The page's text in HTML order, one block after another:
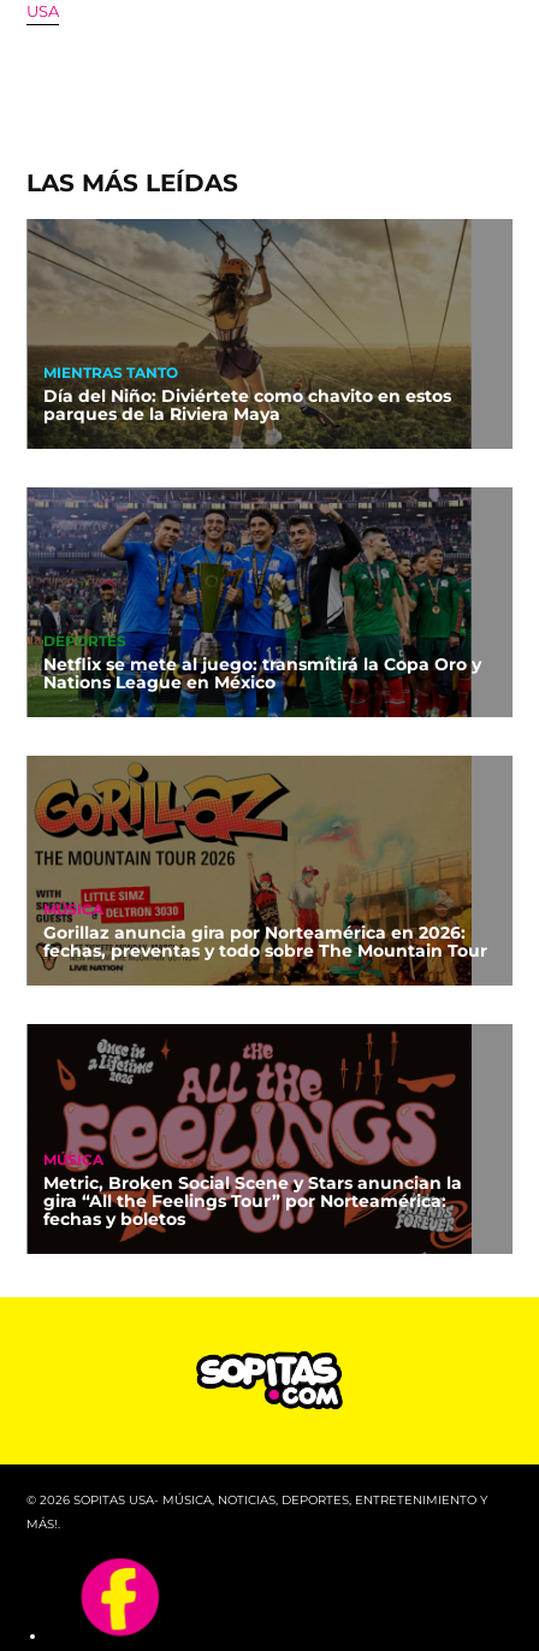
USA
LAS MÁS LEÍDAS
MIENTRAS TANTO
Día del Niño: Diviértete como chavito en estos
parques de la Riviera Maya
DEPORTES
Netflix se mete al juego: transmitirá la Copa Oro y
Nations League en México
MÚSICA
Gorillaz anuncia gira por Norteamérica en 2026:
fechas, preventas y todo sobre The Mountain Tour
MÚSICA
Metric, Broken Social Scene y Stars anuncian la
gira “All the Feelings Tour” por Norteamérica:
fechas y boletos
© 2026 SOPITAS USA- MÚSICA, NOTICIAS, DEPORTES, ENTRETENIMIENTO Y
MÁS!.